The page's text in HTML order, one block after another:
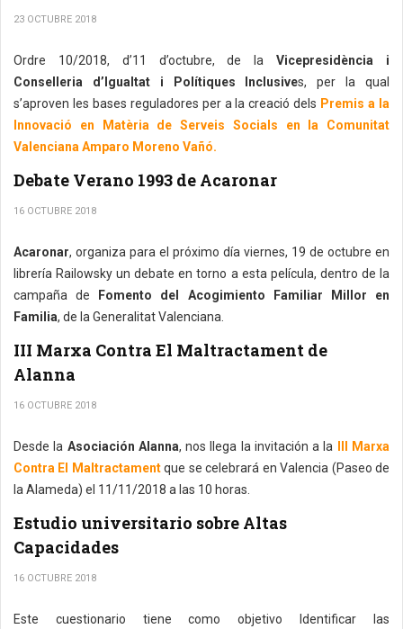
23 OCTUBRE 2018
Ordre 10/2018, d’11 d’octubre, de laVicepresidència i
Conselleria d’Igualtat i Polítiques Inclusives, per la qual
s’aproven les bases reguladores per a la creació dels Premis a la
Innovació en Matèria de Serveis Socials en la Comunitat
Valenciana Amparo Moreno Vañó.
Debate Verano 1993 de Acaronar
16 OCTUBRE 2018
Acaronar, organiza para el próximo día viernes, 19 de octubre en
librería Railowsky un debate en torno a esta película, dentro de la
campaña de Fomento del Acogimiento Familiar Millor en
Familia, de la Generalitat Valenciana.
III Marxa Contra El Maltractament de
Alanna
16 OCTUBRE 2018
Desde la Asociación Alanna, nos llega la invitación a la
III Marxa
Contra El Maltractamentque se celebrará en Valencia (Paseo de
la Alameda) el 11/11/2018 a las 10 horas.
Estudio universitario sobre Altas
Capacidades
16 OCTUBRE 2018
Este cuestionario tiene como objetivo Identificar las